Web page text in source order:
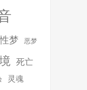
性梦 恶梦
死亡
灵魂